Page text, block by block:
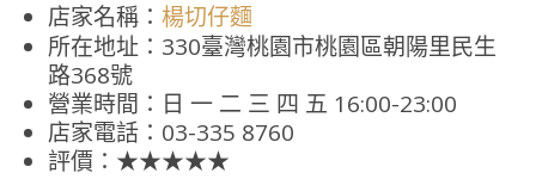
店家名稱： 楊切仔麵
所在地址：330臺灣桃園市桃園區朝陽里民生
路368號
營業時間：日 一 二 三 四 五 16:00-23:00
店家電話：03-335 8760
評價：★★★★★